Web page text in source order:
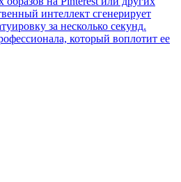
интеллект сгенерирует
за несколько секунд.
который воплотит ее